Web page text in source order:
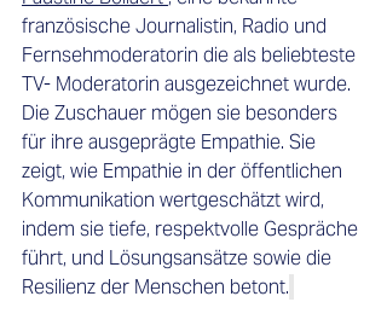
französische Journalistin, Radio und
Fernsehmoderatorin die als beliebteste
TV- Moderatorin ausgezeichnet wurde.
Die Zuschauer mögen sie besonders
für ihre ausgeprägte Empathie. Sie
zeigt, wie Empathie in der öffentlichen
Kommunikation wertgeschätzt wird,
indem sie tiefe, respektvolle Gespräche
führt, und Lösungsansätze sowie die
Resilienz der Menschen betont.